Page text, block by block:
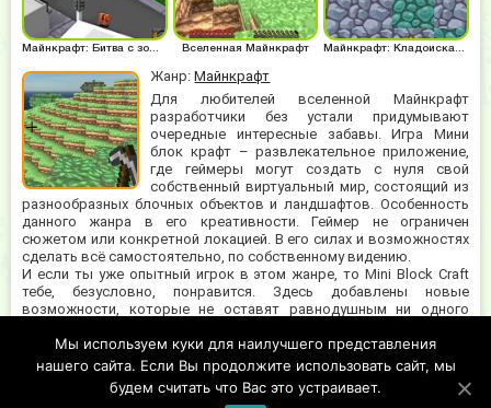
Жанр:Майнкрафт
Для любителей вселенной Майнкрафт
разработчики без устали придумывают
очередные интересные забавы. Игра Мини
блок крафт – развлекательное приложение,
где геймеры могут создать с нуля свой
собственный виртуальный мир, состоящий из
разнообразных блочных объектов и ландшафтов. Особенность
данного жанра в его креативности. Геймер не ограничен
сюжетом или конкретной локацией. В его силах и возможностях
сделать всё самостоятельно, по собственному видению.
И если ты уже опытный игрок в этом жанре, то Mini Block Craft
тебе, безусловно, понравится. Здесь добавлены новые
возможности, которые не оставят равнодушным ни одного
поможет сделать твой новоявленный мир ярким и
оригинальным, представлено в игрушке. Начни увлекательное и
захватывающее созидание прямо сейчас!
Майнкрафт: Битва с зомби Вселенная Майнкрафт Майнкрафт: Кладоискатель
Мы используем куки для наилучшего представления
нашего сайта. Если Вы продолжите использовать сайт, мы
будем считать что Вас это устраивает.